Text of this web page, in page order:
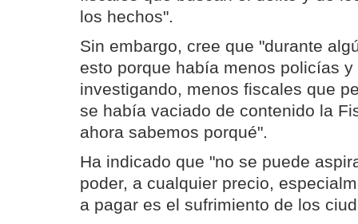
los hechos".
Sin embargo, cree que "durante
esto porque había menos policías
investigando, menos fiscales que
se había vaciado de contenido la
ahora sabemos porqué".
Ha indicado que "no se puede
poder, a cualquier precio,
a pagar es el sufrimiento de los